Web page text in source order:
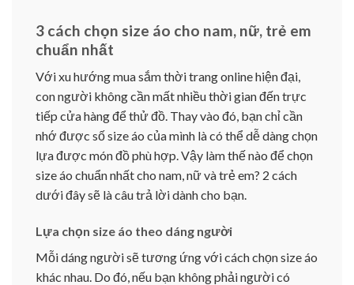
3 cách chọn size áo cho nam, nữ, trẻ em
chuẩn nhất
Với xu hướng mua sắm thời trang online hiện đại,
con người không cần mất nhiều thời gian đến trực
tiếp cửa hàng để thử đồ. Thay vào đó, bạn chỉ cần
nhớ được số size áo của mình là có thể dễ dàng chọn
lựa được món đồ phù hợp. Vậy làm thế nào để chọn
size áo chuẩn nhất cho nam, nữ và trẻ em? 2 cách
dưới đây sẽ là câu trả lời dành cho bạn.
Lựa chọn size áo theo dáng người
Mỗi dáng người sẽ tương ứng với cách chọn size áo
khác nhau. Do đó, nếu bạn không phải người có